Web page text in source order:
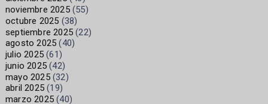
noviembre 2025(55)
octubre 2025 (38)
septiembre 2025 (22)
agosto 2025 (40)
julio 2025 (61)
junio 2025 (42)
mayo 2025(32)
abril 2025 (19)
marzo 2025 (40)